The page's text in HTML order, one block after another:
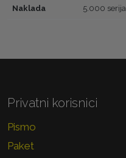
Naklada 5.000 serija
Privatni korisnici
Pismo
Paket